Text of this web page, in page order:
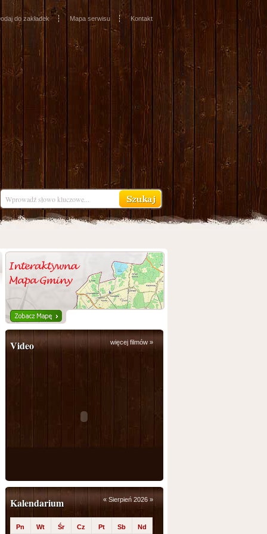
do zakładek Mapa serwisu Kontakt
Video więcej filmów »
Kalendarium «Sierpień 2026 »
Pn Wt Śr Cz Pt Sb Nd